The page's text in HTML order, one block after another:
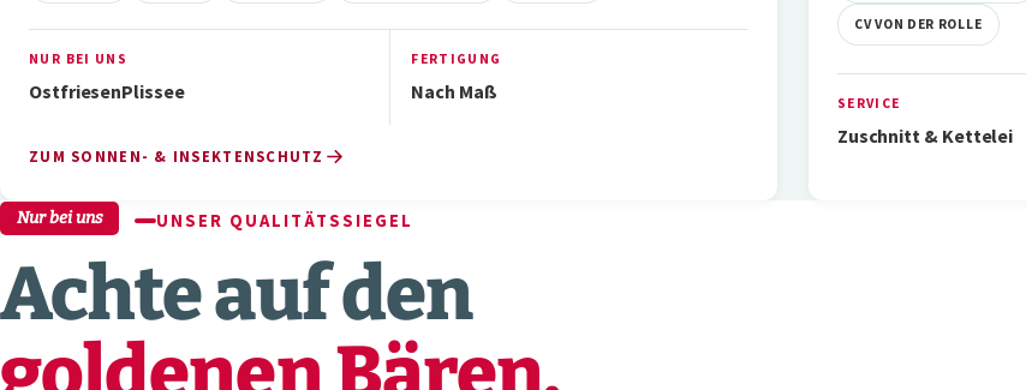
NUR BEI UNS
OstfriesenPlissee
FERTIGUNG
Nach Maß
ZUM SONNEN- & INSEKTENSCHUTZ
CV VON DER ROLLE
SERVICE
Zuschnitt & Kettelei
Nur bei uns UNSER QUALITÄTSSIEGEL
Achte auf den